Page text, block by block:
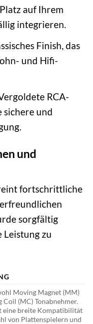
auf Ihrem
integrieren.
Finish, das
und Hifi-
RCA-
sichere und
und
fortschrittliche
sorgfältig
Leistung zu
Moving Magnet (MM)
Coil (MC) Tonabnehmer.
eine breite Kompatibilität
von Plattenspielern und